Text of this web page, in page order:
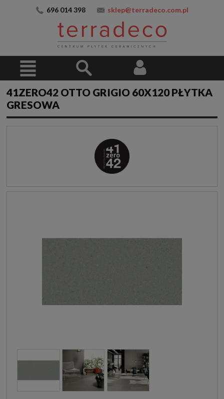
696 014 398 sklep@terradeco.com.pl
41ZERO42 OTTO GRIGIO 60X120 PŁYTKA
GRESOWA